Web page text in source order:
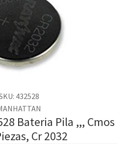
432528
Bateria Pila ,,, Cmos
Cr 2032